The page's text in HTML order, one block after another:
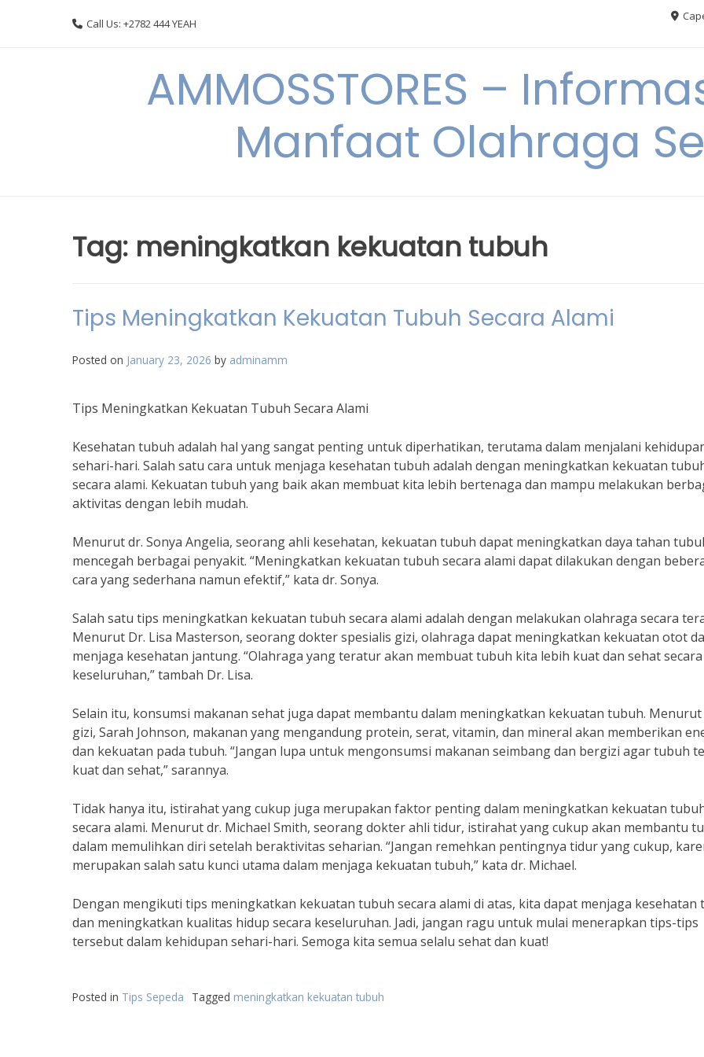
Call Us: +2782 444 YEAH
AMMOSSTORES –
Manfaat Olahraga
Tag: meningkatkan kekuatan tubuh
Tips Meningkatkan Kekuatan Tubuh Secara Alami
Posted on January 23, 2026 by adminamm
Tips Meningkatkan Kekuatan Tubuh Secara Alami
Kesehatan tubuh adalah hal yang sangat penting untuk diperhatikan, terutama dalam menjalani
sehari-hari. Salah satu cara untuk menjaga kesehatan tubuh adalah dengan meningkatkan kekuatan
secara alami. Kekuatan tubuh yang baik akan membuat kita lebih bertenaga dan mampu melakukan
aktivitas dengan lebih mudah.
Menurut dr. Sonya Angelia, seorang ahli kesehatan, kekuatan tubuh dapat meningkatkan daya tahan
mencegah berbagai penyakit. “Meningkatkan kekuatan tubuh secara alami dapat dilakukan dengan
cara yang sederhana namun efektif,” kata dr. Sonya.
Salah satu tips meningkatkan kekuatan tubuh secara alami adalah dengan melakukan olahraga secara
Menurut Dr. Lisa Masterson, seorang dokter spesialis gizi, olahraga dapat meningkatkan kekuatan otot
menjaga kesehatan jantung. “Olahraga yang teratur akan membuat tubuh kita lebih kuat dan sehat secara
keseluruhan,” tambah Dr. Lisa.
Selain itu, konsumsi makanan sehat juga dapat membantu dalam meningkatkan kekuatan tubuh.
gizi, Sarah Johnson, makanan yang mengandung protein, serat, vitamin, dan mineral akan memberikan
dan kekuatan pada tubuh. “Jangan lupa untuk mengonsumsi makanan seimbang dan bergizi agar tubuh
kuat dan sehat,” sarannya.
Tidak hanya itu, istirahat yang cukup juga merupakan faktor penting dalam meningkatkan kekuatan
secara alami. Menurut dr. Michael Smith, seorang dokter ahli tidur, istirahat yang cukup akan membantu
dalam memulihkan diri setelah beraktivitas seharian. “Jangan remehkan pentingnya tidur yang cukup,
merupakan salah satu kunci utama dalam menjaga kekuatan tubuh,” kata dr. Michael.
Dengan mengikuti tips meningkatkan kekuatan tubuh secara alami di atas, kita dapat menjaga kesehatan
dan meningkatkan kualitas hidup secara keseluruhan. Jadi, jangan ragu untuk mulai menerapkan tips-tips
tersebut dalam kehidupan sehari-hari. Semoga kita semua selalu sehat dan kuat!
Posted in Tips Sepeda Tagged meningkatkan kekuatan tubuh